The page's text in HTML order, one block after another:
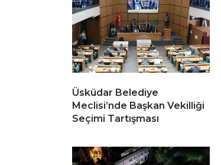
Üsküdar Belediye
Meclisi’nde Başkan Vekilliği
Seçimi Tartışması